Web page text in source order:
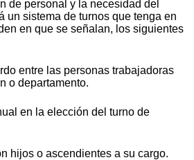
de personal y la necesidad del
un sistema de turnos que tenga en
en que se señalan, los siguientes
entre las personas trabajadoras
o departamento.
en la elección del turno de
hijos o ascendientes a su cargo.